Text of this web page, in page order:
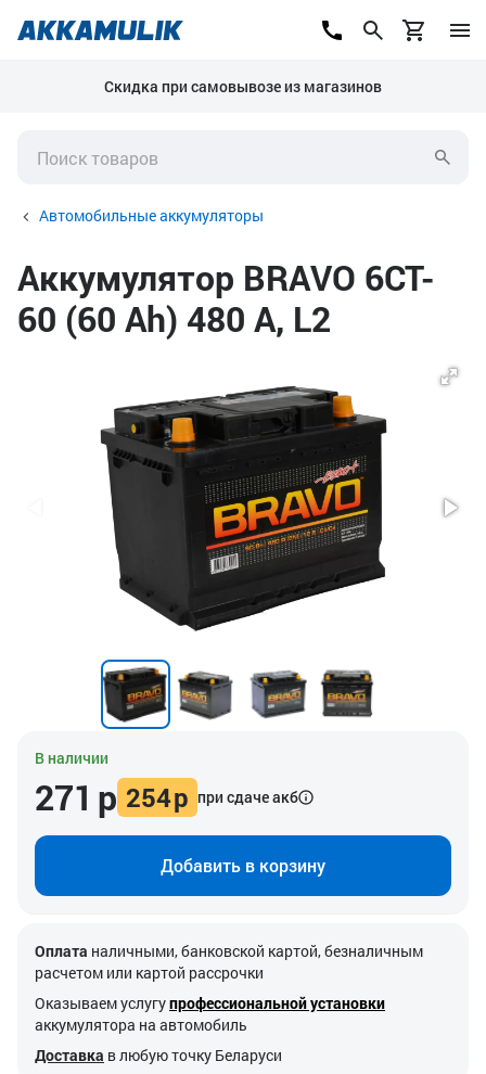
Скидка при самовывозе из магазинов
Автомобильные аккумуляторы
Аккумулятор BRAVO 6CT-
60 (60 Ah) 480 А, L2
В наличии
271 р 254р при сдаче акб
Добавить в корзину
Оплата наличными, банковской картой, безналичным
расчетом или картой рассрочки
Оказываем услугупрофессиональной установки
аккумулятора на автомобиль
Доставка в любую точку Беларуси